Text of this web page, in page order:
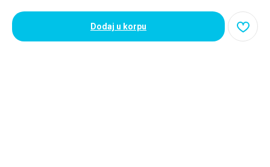
Dodaj u korpu